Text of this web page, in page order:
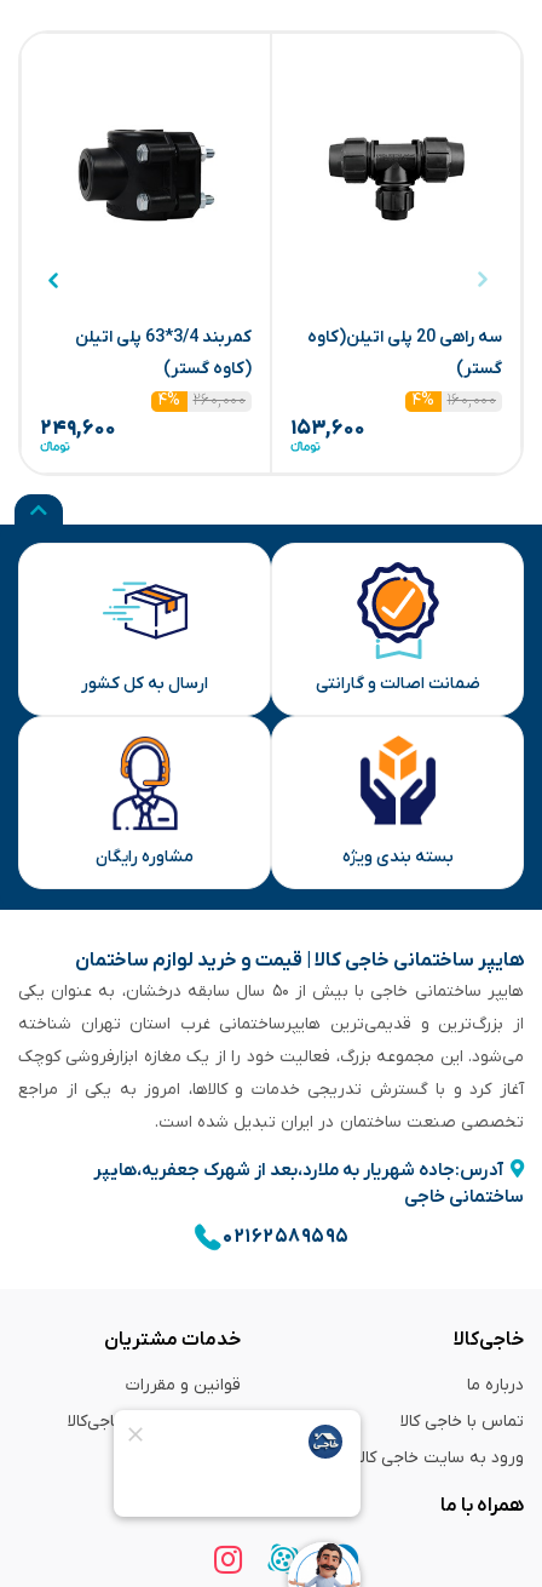
سه راهی 20 پلی اتیلن(کاوه
گستر)
۱۶۰,۰۰۰
۴%
۱۵۳,۶۰۰
کمربند 3/4*63 پلی اتیلن
(کاوه گستر)
۲۶۰,۰۰۰
۴%
۲۴۹,۶۰۰
ضمانت اصالت و گارانتی ارسال به کل کشور
بسته بندی ویژه مشاوره رایگان
هایپر ساختمانی خاجی‌ کالا | قیمت و خرید لوازم ساختمان
هایپر ساختمانی خاجی‌ با بیش از ۵۰ سال سابقه‌ درخشان، به عنوان یکی
از بزرگ‌ترین و قدیمی‌ترین هایپرساختمانی‌ غرب استان تهران شناخته
می‌شود. این مجموعه بزرگ، فعالیت خود را از یک مغازه ابزارفروشی کوچک
آغاز کرد و با گسترش تدریجی خدمات و کالاها، امروز به یکی از مراجع
تخصصی صنعت ساختمان در ایران تبدیل شده است.
آدرس:جاده شهریار به ملارد،بعد از شهرک جعفریه،هایپر
ساختمانی خاجی
۰۲۱۶۲۵۸۹۵۹۵
خاجی‌کالا
درباره ما
تماس با خاجی کالا
ورود به سایت خاجی‌ کالا
خدمات مشتریان
قوانین و مقررات
راهنمای خرید از خاجی‌کالا
همراه با ما